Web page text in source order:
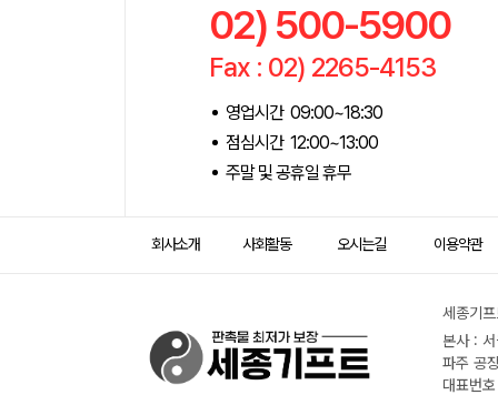
02) 500-5900
Fax : 02) 2265-4153
영업시간 09:00~18:30
점심시간 12:00~13:00
주말 및 공휴일 휴무
회사소개 사회활동 오시는길 이용약관
세종기
본사 :
파주 공
대표번